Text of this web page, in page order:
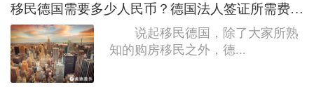
移民德国需要多少人民币？德国法人签证所需费用介绍
说起移民德国，除了大家所熟
知的购房移民之外，德...